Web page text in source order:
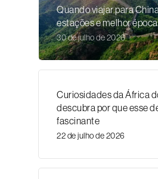
Quando viajar para
estações e melhor
30 de julho de 2026
Curiosidades da África
descubra por que esse
fascinante
22 de julho de 2026